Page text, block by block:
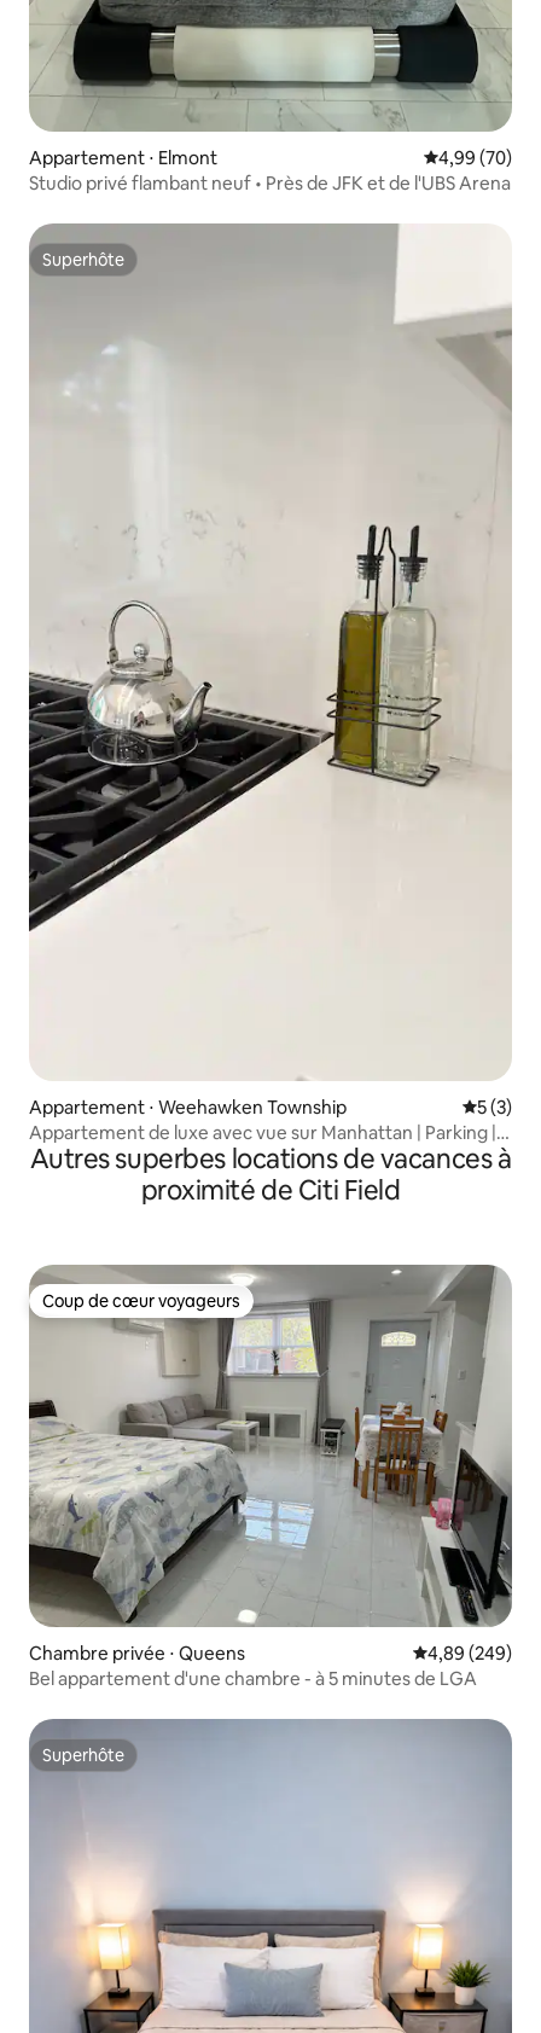
Appartement ⋅ Elmont Évaluation
4,99 (70)
Studio privé flambant neuf • Près de JFK et de l'UBS Arena
Superhôte
Superhôte
Appartement ⋅ Weehawken Township
5 (3)
Appartement de luxe avec vue sur Manhattan | Parking |
À 10 minutes de New York
Autres superbes locations de vacances à
proximité de Citi Field
Coup de cœur voyageurs
Coup de cœur voyageurs
Chambre privée ⋅ Queens Évaluation
4,89 (249)
Bel appartement d'une chambre - à 5 minutes de LGA
Superhôte
Superhôte